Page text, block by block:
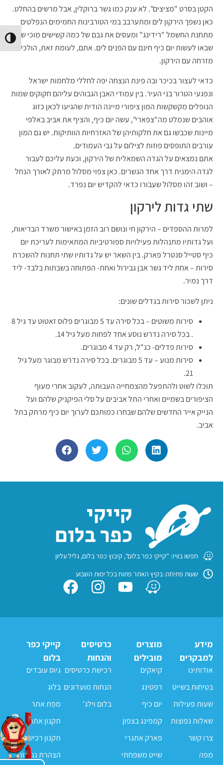
הקטן בסרט "מציצים". לא ענק כמו גשר ברוקלין, אבל מרשים בהחלט.
כאן נשפך הירקון לים ומתערבב במי הטורבינות החמימים הנפלטים
מתחנת החשמל "רידינג" ומעסים את גבם של כמה קשישים מוכי שגרון
שבאו לעשות יום כיף חינם עם הפנים לים. אתם, לעומת זאת, הולכים
מזרחה עם הירקון.
כדאי לעצור בכיכר ובה פינת הנצחה יפה לחללי מלחמות ישראל
ונפגעי הטרור בני העיר. בין עמודי האבן הגבוהים עליהם חקוקים שמות
הנופלים מקשקשות המון ציפורי מיינה הודית שהגיעו לכאן כזוג
אוהבים שנמלט מה"צפארי", עשה יום כיף, והציף את אביב באלפי
מיינות שכבשו גם את חלקותיהן של האזרחיות הוותיקות. יש גם המון
עורבים התופסים פוזות לצילום על גבי העמודים.
אתם נמצאים על הגדה השמאלית של הירקון, וכעת עליכם לעבור
לגדה הימנית דרך אחד הגשרים. כאן צפוי מסלול מרתק לאורך הנחל
– ושוב זהו מסלול שעבורו כדאי להקדיש יום נפרד.
שתי גדות לירקון
למרות ההספדים – הירקון חי ונושם רוב הזמן באישור משרד הבריאות,
ועל גדותיו מתנהלות פעילויות ספורטיביות המתאימות לעריכת יום
כיף סטייל סנטרל פארק. בין השאר יש על גדותיו שתי תחנות להשכרת
סירות – אחת ליד גשר אבן גבירול ואחת- הפתוחה בשבתות בלבד- ליד
דרך נמיר.
ניתן לשכור סירות בגדלים שונים:
סירות משוטים – בכל סירה עד 5 מבוגרים פלוס זאטוט עד גיל 8
. בכל סירה נדרש נוסע אחד לפחות מעל גיל 14.
סירות פדלים- כנ"ל, רק עד 4 מבוגרים.
סירות מנוע – עד 5 מבוגרים. בכל סירה נדרש מבוגר מעל גיל
21.
תוכלו לשוט ולהתפעל מהצמחייה העבותה, לעקוב אחרי מעוף
הציפורים בשמיים ואחרי התל אביבים על סלי הפיקניק שלהם ועל
הנייק אייר החדשים שלהם שבחרו כמותכם לערוך יום כיף מרתק בתל
אביב.
מידע
למבקרים
אודותינו
בטיחות בשייט
שעות פעילות
שאלות נפוצות
צרו קשר
מפה
מוצרים
מובילים
קיאקים
רפטינג
יום כיף
קמפינג בצפון
פארק אתגרי
שייט משפחתי
כרטיסים
והנחות
רכישת כרטיסים
הנחות מועדונים
בלום וילג'
קייקי כפר
בלום
גיוס עובדים
בלוג
מפת אתר
תקנון אתר
תקנון רכישה
הצהרת נגישות
חפשו בוויז: "קייקי כפר בלום", קיבוץ כפר בלום, גליל עליון
שעות פתיחה: בקיץ האתר פתוח בכל ימות השבוע